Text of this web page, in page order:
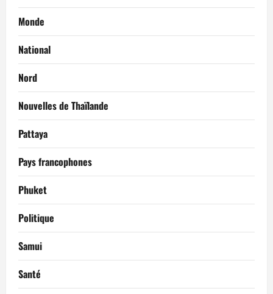
Monde
National
Nord
Nouvelles de Thaïlande
Pattaya
Pays francophones
Phuket
Politique
Samui
Santé